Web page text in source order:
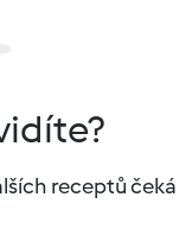
receptů čeká